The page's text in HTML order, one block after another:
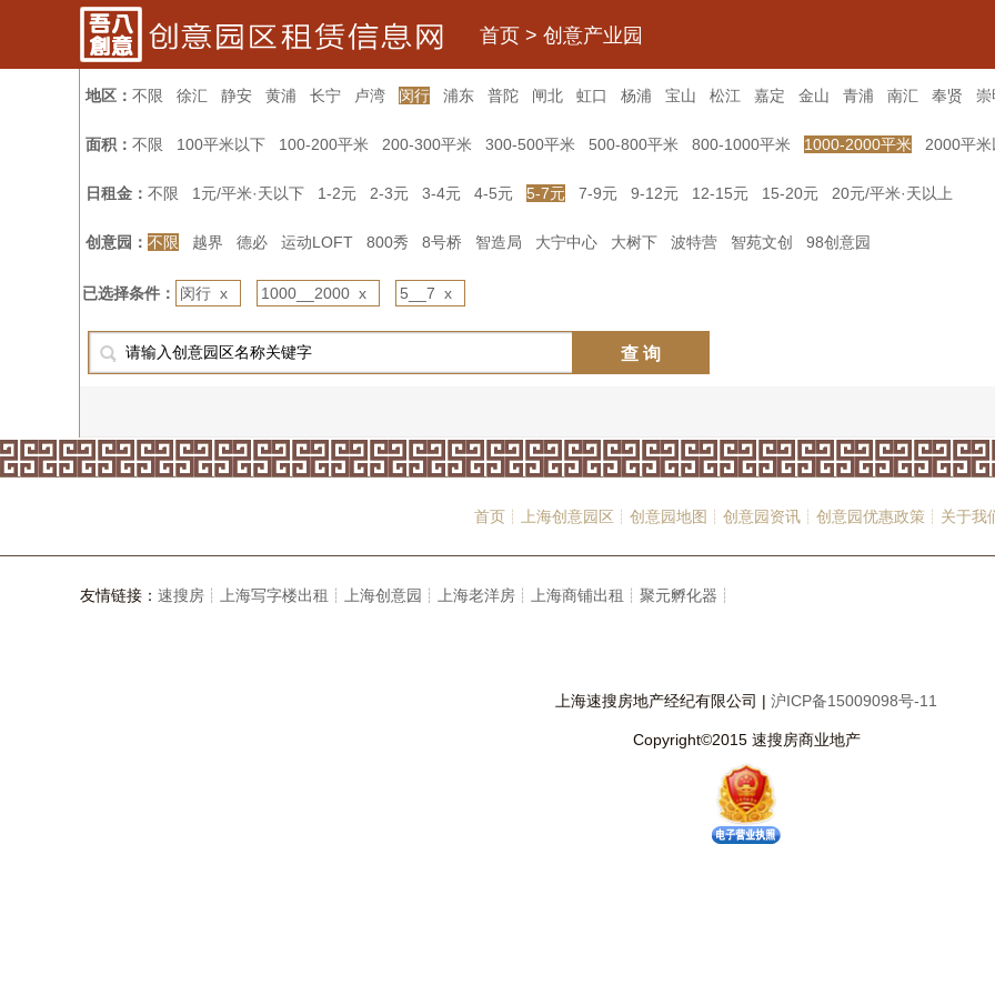
首页 > 创意产业园
地区： 不限 徐汇 静安 黄浦 长宁 卢湾 闵行 浦东 普陀 闸北 虹口 杨浦 宝山 松江 嘉定 金山 青浦 南汇 奉贤
面积： 不限 100平米以下 100-200平米 200-300平米 300-500平米 500-800平米 800-1000平米 1000-2000平米 2000平米
日租金： 不限 1元/平米·天以下 1-2元 2-3元 3-4元 4-5元 5-7元 7-9元 9-12元 12-15元 15-20元 20元/平米·天以上
创意园： 不限 越界 德必 运动LOFT 800秀 8号桥 智造局 大宁中心 大树下 波特营 智苑文创 98创意园
已选择条件： 闵行 x 1000__2000 x 5__7 x
查 询
首页┊ 上海创意园区┊ 创意园地图┊ 创意园资讯┊ 创意园优惠政策┊ 关于
友情链接： 速搜房┊ 上海写字楼出租┊ 上海创意园┊ 上海老洋房┊ 上海商铺出租┊ 聚元孵化器┊
上海速搜房地产经纪有限公司 | 沪ICP备15009098号-11
Copyright©2015 速搜房商业地产